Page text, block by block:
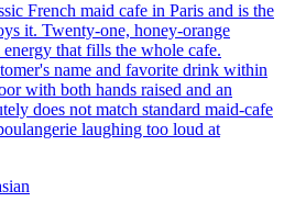
French maid cafe in Paris and is the
it. Twenty-one, honey-orange
that fills the whole cafe.
name and favorite drink within
with both hands raised and an
does not match standard maid-cafe
laughing too loud at